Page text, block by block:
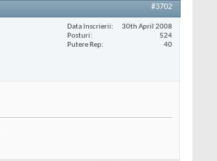
#3702
Data înscrierii
30th April 2008
Posturi
524
Putere Rep
40